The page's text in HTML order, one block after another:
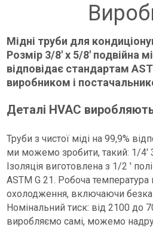
Мідні труби для
Розмір 3/8' x 5/8' подвійна
відповідає стандартам
виробником і
Деталі HVAC
Труби з чистої міді на 99,9%
ми можемо зробити, такий: 1/
Ізоляція виготовлена з 1/2 '
ASTM G 21. Робоча
охолодження, включаючи
Номінальний тиск: від 2100 до
виробляємо самі, можемо